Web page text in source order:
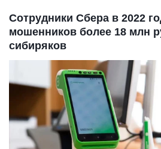
Сотрудники Сбера в 2022
мошенников более 18 млн
сибиряков